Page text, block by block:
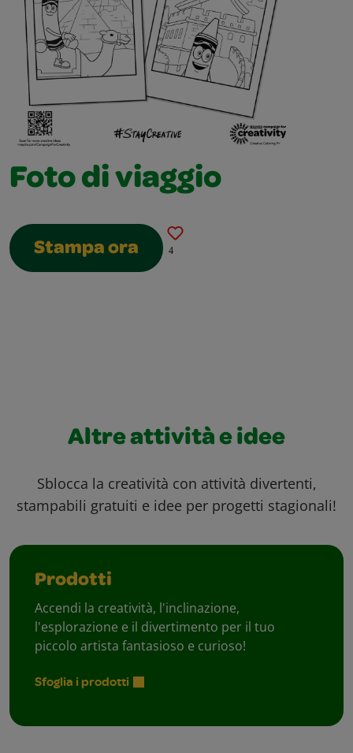
Foto di viaggio
Stampa ora 4
Altre attività e idee
Sblocca la creatività con attività divertenti,
stampabili gratuiti e idee per progetti stagionali!
Prodotti
Accendi la creatività, l'inclinazione,
l'esplorazione e il divertimento per il tuo
piccolo artista fantasioso e curioso!
Sfoglia i prodotti